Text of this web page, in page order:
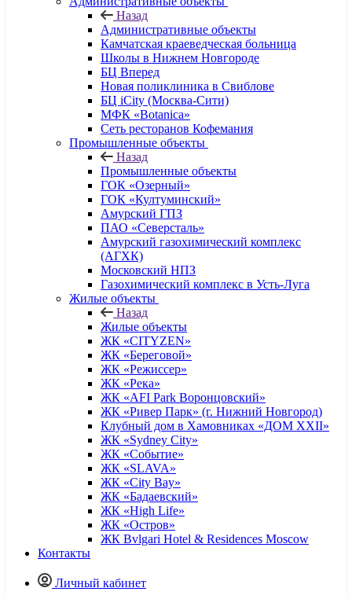
Назад
Административные объекты
Камчатская краеведческая больница
Школы в Нижнем Новгороде
БЦ Вперед
Новая поликлиника в Свиблове
БЦ iCity (Москва-Сити)
МФК «Botanica»
Сеть ресторанов Кофемания
Промышленные объекты
Назад
Промышленные объекты
ГОК «Озерный»
ГОК «Култуминский»
Амурский ГПЗ
ПАО «Северсталь»
Амурский газохимический комплекс
(АГХК)
Московский НПЗ
Газохимический комплекс в Усть-Луга
Жилые объекты
Назад
Жилые объекты
ЖК «CITYZEN»
ЖК «Береговой»
ЖК «Режиссер»
ЖК «Река»
ЖК «AFI Park Воронцовский»
ЖК «Ривер Парк» (г. Нижний Новгород)
Клубный дом в Хамовниках «ДОМ XXII»
ЖК «Sydney City»
ЖК «Событие»
ЖК «SLAVA»
ЖК «City Bay»
ЖК «Бадаевский»
ЖК «High Life»
ЖК «Остров»
ЖК Bvlgari Hotel & Residences Moscow
Контакты
Личный кабинет